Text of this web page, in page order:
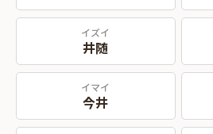
イズイ
井随
イマイ
今井